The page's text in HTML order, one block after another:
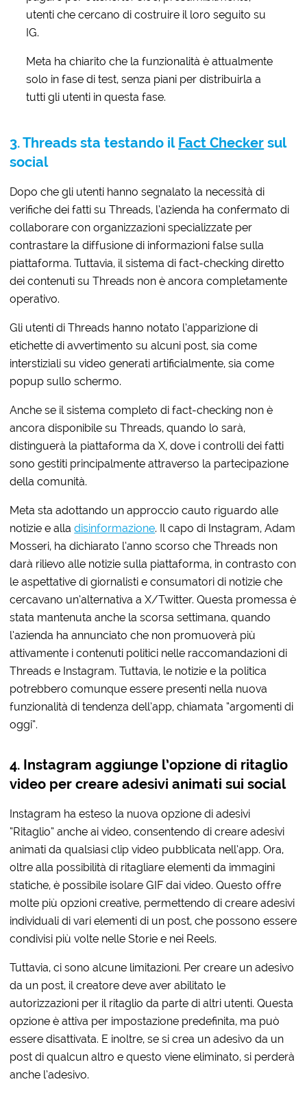
utenti che cercano di costruire il loro seguito su
IG.
Meta ha chiarito che la funzionalità è attualmente
solo in fase di test, senza piani per distribuirla a
tutti gli utenti in questa fase.
3. Threads sta testando il Fact Checker sul
social
Dopo che gli utenti hanno segnalato la necessità di
verifiche dei fatti su Threads, l’azienda ha confermato di
collaborare con organizzazioni specializzate per
contrastare la diffusione di informazioni false sulla
piattaforma. Tuttavia, il sistema di fact-checking diretto
dei contenuti su Threads non è ancora completamente
operativo.
Gli utenti di Threads hanno notato l’apparizione di
etichette di avvertimento su alcuni post, sia come
interstiziali su video generati artificialmente, sia come
popup sullo schermo.
Anche se il sistema completo di fact-checking non è
ancora disponibile su Threads, quando lo sarà,
distinguerà la piattaforma da X, dove i controlli dei fatti
sono gestiti principalmente attraverso la partecipazione
della comunità.
Meta sta adottando un approccio cauto riguardo alle
notizie e alladisinformazione. Il capo di Instagram, Adam
Mosseri, ha dichiarato l’anno scorso che Threads non
darà rilievo alle notizie sulla piattaforma, in contrasto con
le aspettative di giornalisti e consumatori di notizie che
cercavano un’alternativa a X/Twitter. Questa promessa è
stata mantenuta anche la scorsa settimana, quando
l’azienda ha annunciato che non promuoverà più
attivamente i contenuti politici nelle raccomandazioni di
Threads e Instagram. Tuttavia, le notizie e la politica
potrebbero comunque essere presenti nella nuova
funzionalità di tendenza dell’app, chiamata “argomenti di
oggi”.
4. Instagram aggiunge l’opzione di ritaglio
video per creare adesivi animati sui social
Instagram ha esteso la nuova opzione di adesivi
“Ritaglio” anche ai video, consentendo di creare adesivi
animati da qualsiasi clip video pubblicata nell’app. Ora,
oltre alla possibilità di ritagliare elementi da immagini
statiche, è possibile isolare GIF dai video. Questo offre
molte più opzioni creative, permettendo di creare adesivi
individuali di vari elementi di un post, che possono essere
condivisi più volte nelle Storie e nei Reels.
Tuttavia, ci sono alcune limitazioni. Per creare un adesivo
da un post, il creatore deve aver abilitato le
autorizzazioni per il ritaglio da parte di altri utenti. Questa
opzione è attiva per impostazione predefinita, ma può
essere disattivata. E inoltre, se si crea un adesivo da un
post di qualcun altro e questo viene eliminato, si perderà
anche l’adesivo.